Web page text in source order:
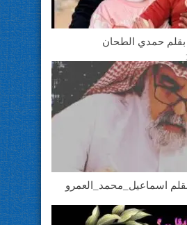
حمدي الطحان
اسماعيل_محمد_العمرو